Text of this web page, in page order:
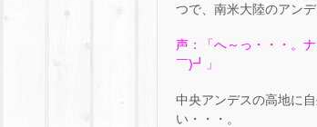
つで、南米大陸のアン
声：「へ～っ・・・。
￣)┛」
中央アンデスの高地に
い・・・。